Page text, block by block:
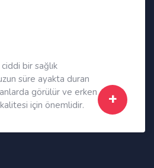
bir sağlık
süre ayakta duran
görülür ve erken
için önemlidir.